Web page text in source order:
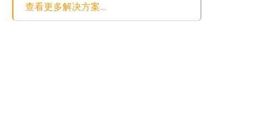
查看更多解决方案…